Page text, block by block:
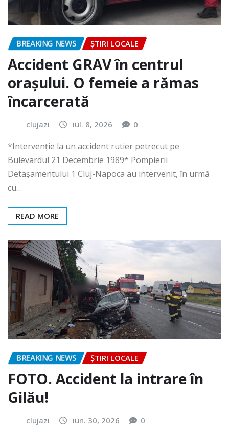
BREAKING NEWS ȘTIRI LOCALE
Accident GRAV în centrul
orașului. O femeie a rămas
încarcerată
clujazi iul. 8, 2026 0
*Intervenție la un accident rutier petrecut pe
Bulevardul 21 Decembrie 1989* Pompierii
Detașamentului 1 Cluj-Napoca au intervenit, în urmă
cu…
READ MORE
BREAKING NEWS ȘTIRI LOCALE
FOTO. Accident la intrare în
Gilău!
clujazi iun. 30, 2026 0